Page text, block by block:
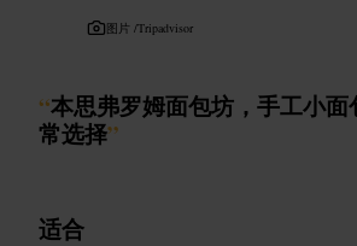
图片 /Tripadvisor
“本思弗罗姆面包坊，手工小面
常选择”
适合